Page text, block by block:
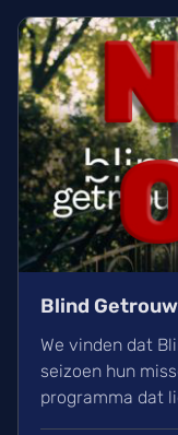
Blind
We vinden dat
seizoen hun
programma dat